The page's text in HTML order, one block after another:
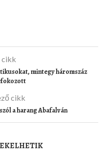
cikk
mintegy háromszáz
cikk
a harang Abafalván